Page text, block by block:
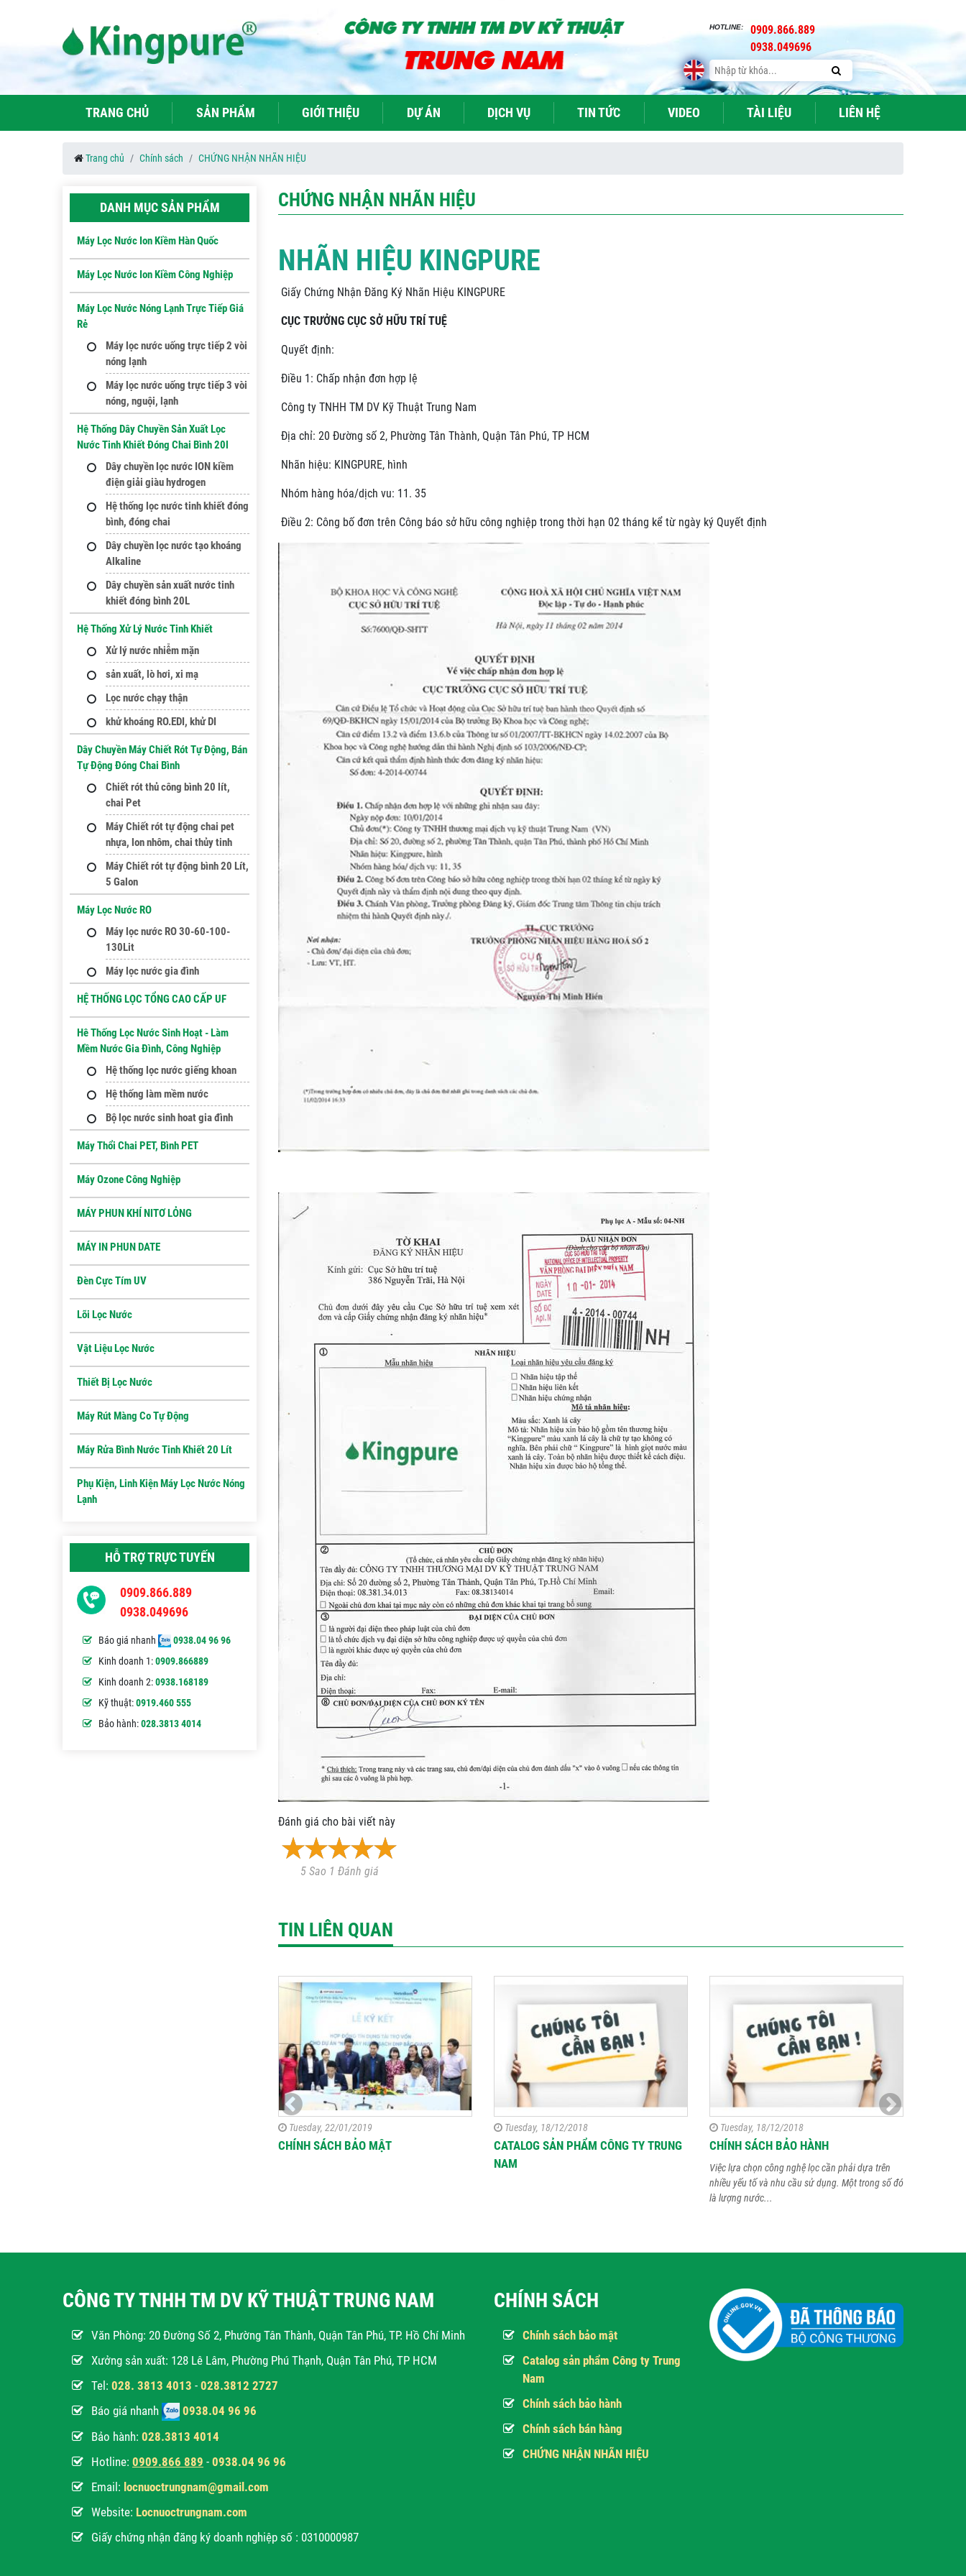
HOTLINE:
0909.866.889
0938.049696
TRANG CHỦ SẢN PHẨM GIỚI THIỆU DỰ ÁN DỊCH VỤ TIN TỨC VIDEO TÀI LIỆU LIÊN HỆ
Trang chủ Chính sách CHỨNG NHẬN NHÃN HIỆU
CHỨNG NHẬN NHÃN HIỆU
NHÃN HIỆU KINGPURE
Giấy Chứng Nhận Đăng Ký Nhãn Hiệu KINGPURE
CỤC TRƯỞNG CỤC SỞ HỮU TRÍ TUỆ
Quyết định:
Điều 1: Chấp nhận đơn hợp lệ
Công ty TNHH TM DV Kỹ Thuật Trung Nam
Địa chỉ: 20 Đường số 2, Phường Tân Thành, Quận Tân Phú, TP HCM
Nhãn hiệu: KINGPURE, hình
Nhóm hàng hóa/dịch vu: 11. 35
Điều 2: Công bố đơn trên Công báo sở hữu công nghiệp trong thời hạn 02 tháng kể từ ngày ký Quyết định
Đánh giá cho bài viết này
5 Sao 1 Đánh giá
TIN LIÊN QUAN
Tuesday, 22/01/2019
CHÍNH SÁCH BẢO MẬT
Tuesday, 18/12/2018
CATALOG SẢN PHẨM CÔNG TY TRUNG
NAM
Tuesday, 18/12/2018
CHÍNH SÁCH BẢO HÀNH
Việc lựa chọn công nghệ lọc cần phải dựa trên
nhiều yếu tố và nhu cầu sử dụng. Một trong số đó
là lượng nước...
DANH MỤC SẢN PHẨM
Máy Lọc Nước Ion Kiềm Hàn Quốc
Máy Lọc Nước Ion Kiềm Công Nghiệp
Máy Lọc Nước Nóng Lạnh Trực Tiếp Giá
Rẻ
Máy lọc nước uống trực tiếp 2 vòi
nóng lạnh
Máy lọc nước uống trực tiếp 3 vòi
nóng, nguội, lạnh
Hệ Thống Dây Chuyền Sản Xuất Lọc
Nước Tinh Khiết Đóng Chai Bình 20l
Dây chuyền lọc nước ION kiềm
điện giải giàu hydrogen
Hệ thống lọc nước tinh khiết đóng
bình, đóng chai
Dây chuyền lọc nước tạo khoáng
Alkaline
Dây chuyền sản xuất nước tinh
khiết đóng bình 20L
Hệ Thống Xử Lý Nước Tinh Khiết
Xử lý nước nhiễm mặn
sản xuất, lò hơi, xi mạ
Lọc nước chạy thận
khử khoáng RO.EDI, khử DI
Dây Chuyền Máy Chiết Rót Tự Động, Bán
Tự Động Đóng Chai Bình
Chiết rót thủ công bình 20 lít,
chai Pet
Máy Chiết rót tự động chai pet
nhựa, lon nhôm, chai thủy tinh
Máy Chiết rót tự động bình 20 Lít,
5 Galon
Máy Lọc Nước RO
Máy lọc nước RO 30-60-100-
130Lit
Máy lọc nước gia đình
HỆ THỐNG LỌC TỔNG CAO CẤP UF
Hê Thống Lọc Nước Sinh Hoạt - Làm
Mềm Nước Gia Đình, Công Nghiệp
Hệ thống lọc nước giếng khoan
Hệ thống làm mềm nước
Bộ lọc nước sinh hoat gia đình
Máy Thổi Chai PET, Bình PET
Máy Ozone Công Nghiệp
MÁY PHUN KHÍ NITƠ LỎNG
MÁY IN PHUN DATE
Đèn Cực Tím UV
Lõi Lọc Nước
Vật Liệu Lọc Nước
Thiết Bị Lọc Nước
Máy Rút Màng Co Tự Động
Máy Rửa Bình Nước Tinh Khiết 20 Lít
Phụ Kiện, Linh Kiện Máy Lọc Nước Nóng
Lạnh
HỖ TRỢ TRỰC TUYẾN
0909.866.889
0938.049696
Báo giá nhanh
0938.04 96 96
Kinh doanh 1:0909.866889
Kinh doanh 2:0938.168189
Kỹ thuật:0919.460 555
Bảo hành:028.3813 4014
CÔNG TY TNHH TM DV KỸ THUẬT TRUNG NAM
Văn Phòng: 20 Đường Số 2, Phường Tân Thành, Quận Tân Phú, TP. Hồ Chí Minh
Xưởng sản xuất: 128 Lê Lâm, Phường Phú Thạnh, Quận Tân Phú, TP HCM
Tel: 028. 3813 4013 - 028.3812 2727
Báo giá nhanh
0938.04 96 96
Bảo hành: 028.3813 4014
Hotline: 0909.866 889 - 0938.04 96 96
Email: locnuoctrungnam@gmail.com
Website: Locnuoctrungnam.com
Giấy chứng nhận đăng ký doanh nghiệp số : 0310000987
CHÍNH SÁCH
Chính sách bảo mật
Catalog sản phẩm Công ty Trung
Nam
Chính sách bảo hành
Chính sách bán hàng
CHỨNG NHẬN NHÃN HIỆU